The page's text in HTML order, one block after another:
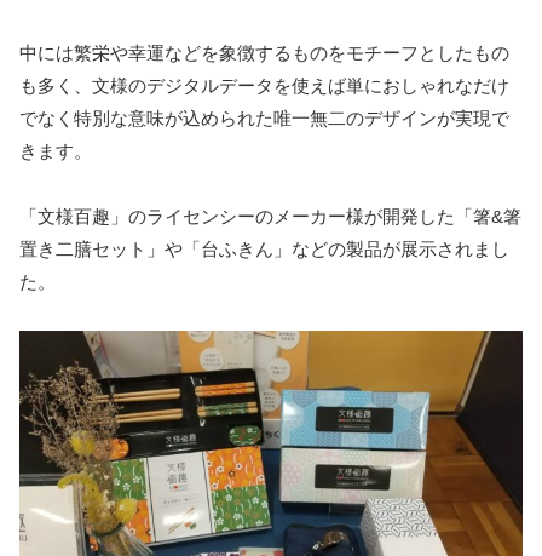
中には繁栄や幸運などを象徴するものをモチーフとしたもの
も多く、文様のデジタルデータを使えば単におしゃれなだけ
でなく特別な意味が込められた唯一無二のデザインが実現で
きます。
「文様百趣」のライセンシーのメーカー様が開発した「箸&箸
置き二膳セット」や「台ふきん」などの製品が展示されまし
た。